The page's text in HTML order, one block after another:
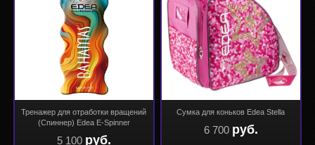
Тренажер для отработки вращений
(Спиннер) Edea E-Spinner
5 100 руб.
Сумка для коньков Edea Stella
6 700 руб.